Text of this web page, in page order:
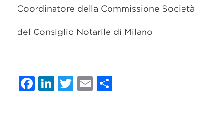
Coordinatore della Commissione Società
del Consiglio Notarile di Milano
Facebook
LinkedIn
Twitter
Email